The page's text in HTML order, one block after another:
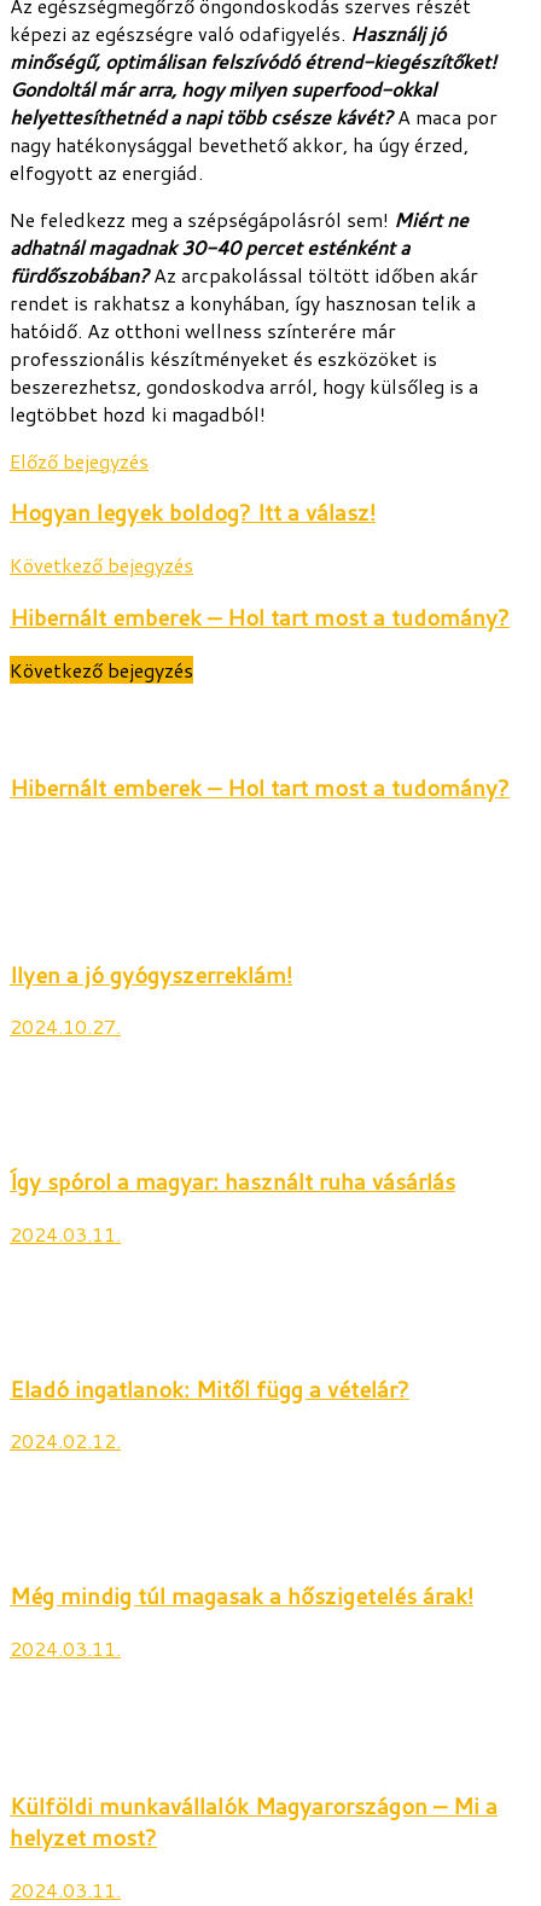
képezi az egészségre való odafigyelés. Használj jó
minőségű, optimálisan felszívódó étrend-kiegészítőket!
Gondoltál már arra, hogy milyen superfood-okkal
helyettesíthetnéd a napi több csésze kávét?A maca por
nagy hatékonysággal bevethető akkor, ha úgy érzed,
elfogyott az energiád.
Ne feledkezz meg a szépségápolásról sem! Miért ne
adhatnál magadnak 30-40 percet esténként a
fürdőszobában?Az arcpakolással töltött időben akár
rendet is rakhatsz a konyhában, így hasznosan telik a
hatóidő. Az otthoni wellness színterére már
professzionális készítményeket és eszközöket is
beszerezhetsz, gondoskodva arról, hogy külsőleg is a
legtöbbet hozd ki magadból!
Előző bejegyzés
Hogyan legyek boldog? Itt a válasz!
Következő bejegyzés
Hibernált emberek – Hol tart most a tudomány?
Következő bejegyzés
Hibernált emberek – Hol tart most a tudomány?
Ilyen a jó gyógyszerreklám!
2024.10.27.
Így spórol a magyar: használt ruha vásárlás
2024.03.11.
Eladó ingatlanok: Mitől függ a vételár?
2024.02.12.
Még mindig túl magasak a hőszigetelés árak!
2024.03.11.
Külföldi munkavállalók Magyarországon – Mi a
helyzet most?
2024.03.11.